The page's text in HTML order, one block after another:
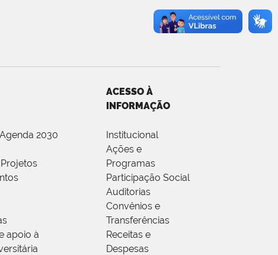
2030
apoio à
ACESSO À
INFORMAÇÃO
Institucional
Ações e
Programas
Participação Social
Auditorias
Convênios e
Transferências
Receitas e
Despesas